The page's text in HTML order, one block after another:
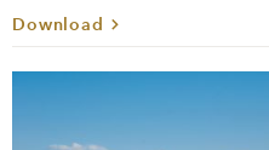
Foto-ID: #154165
Blick vom
Download